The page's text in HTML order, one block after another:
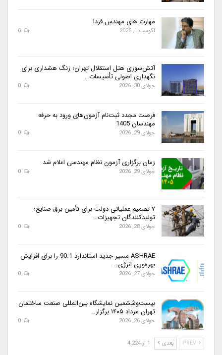
مهارت های مهندس فردا
آگوست 1, 2026
آتش‌سوزی هتل استقلال تهران؛ زنگ هشداری برای
نگهداری اصولی تأسیسات…
جولای 30, 2026
فرصت مجدد ثبت‌نام آزمون‌های ورود به حرفه
مهندسان 1405
جولای 29, 2026
زمان برگزاری آزمون نظام مهندسی اعلام شد
جولای 29, 2026
۷ تصمیم عملیاتی دولت برای تأمین برق صنایع؛
تولیدکنندگان تجهیزات…
جولای 28, 2026
ASHRAE مسیر جدید استاندارد 90.1 را برای افزایش
بهره‌وری انرژی…
جولای 27, 2026
بیست‌وششمین نمایشگاه بین‌المللی صنعت ساختمان
تهران مرداد ۱۴۰۵ برگزار…
جولای 26, 2026
بعدی 1 از 4,224